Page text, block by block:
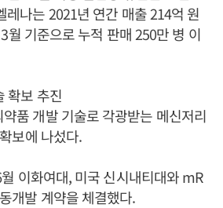
레나는 2021년 연간 매출 214억 원
월 기준으로 누적 판매 250만 병 이
확보 추진
품 개발 기술로 각광받는 메신저리
보에 나섰다.
이화여대, 미국 신시내티대와 mR
개발 계약을 체결했다.